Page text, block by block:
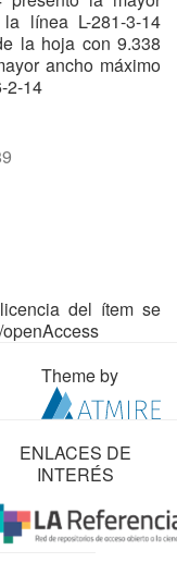
línea L-281-3-14
la hoja con 9.338
ancho máximo
2-14
del ítem se
Theme by
ENLACES DE
INTERÉS